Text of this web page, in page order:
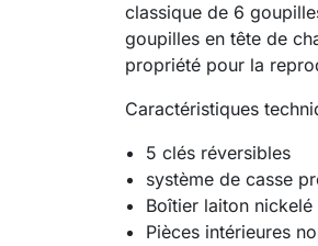
classique de 6
goupilles en tête de
propriété pour la
Caractéristiques
5 clés réversibles
système de casse
Boîtier laiton nickelé
Pièces intérieures